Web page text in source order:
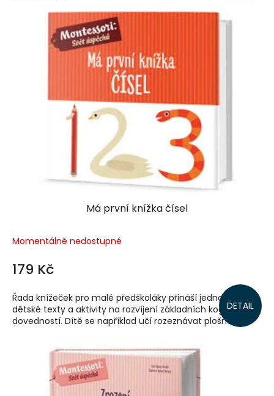
Má první knížka čísel
Momentálně nedostupné
179 Kč
DETAIL
Řada knížeček pro malé předškoláky přináší jednoduché
dětské texty a aktivity na rozvíjení základních kognitivních
dovedností. Dítě se například učí rozeznávat plošné...